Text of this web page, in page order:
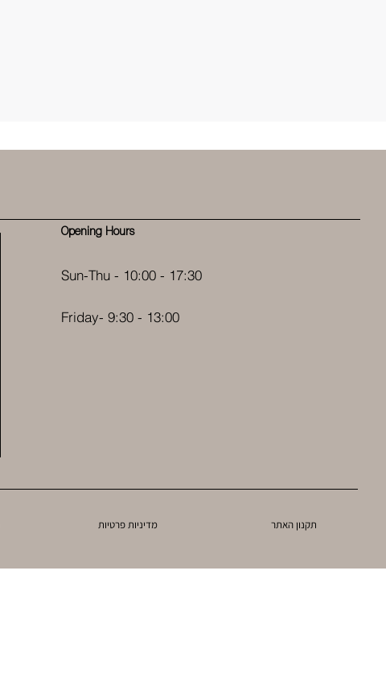
Opening Hours
Sun-Thu - 10:00 - 17:30
Friday- 9:30 - 13:00
מדיניות פרטיות תקנון האתר